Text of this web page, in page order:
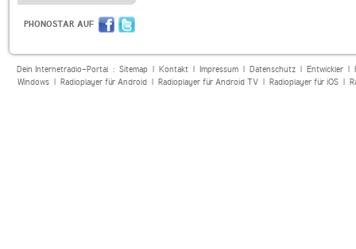
PHONOSTAR AUF
Dein Internetradio-Portal : Sitemap| Kontakt| Impressum| Datenschutz| Entwickler|
Windows| Radioplayer für Android| Radioplayer für Android TV| Radioplayer für iOS|